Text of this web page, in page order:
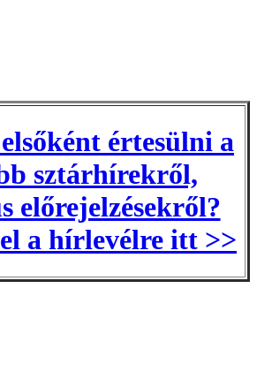
értesülni a
sztárhírekről,
előrejelzésekről?
a hírlevélre itt >>